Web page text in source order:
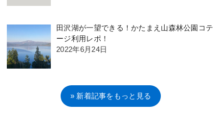
田沢湖が一望できる！かたまえ山森林公園コテ
ージ利用レポ！
2022年6月24日
» 新着記事をもっと見る